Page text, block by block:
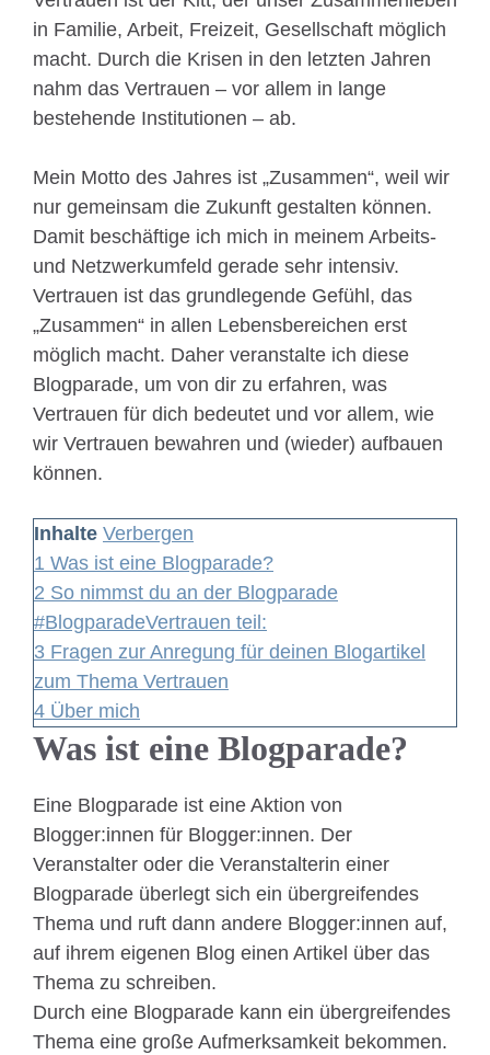
in Familie, Arbeit, Freizeit, Gesellschaft möglich
macht. Durch die Krisen in den letzten Jahren
nahm das Vertrauen – vor allem in lange
bestehende Institutionen – ab.
Mein Motto des Jahres ist „Zusammen“, weil wir
nur gemeinsam die Zukunft gestalten können.
Damit beschäftige ich mich in meinem Arbeits-
und Netzwerkumfeld gerade sehr intensiv.
Vertrauen ist das grundlegende Gefühl, das
„Zusammen“ in allen Lebensbereichen erst
möglich macht. Daher veranstalte ich diese
Blogparade, um von dir zu erfahren, was
Vertrauen für dich bedeutet und vor allem, wie
wir Vertrauen bewahren und (wieder) aufbauen
können.
Inhalte Verbergen
1 Was ist eine Blogparade?
2 So nimmst du an der Blogparade
#BlogparadeVertrauen teil:
3 Fragen zur Anregung für deinen Blogartikel
zum Thema Vertrauen
4 Über mich
Was ist eine Blogparade?
Eine Blogparade ist eine Aktion von
Blogger:innen für Blogger:innen. Der
Veranstalter oder die Veranstalterin einer
Blogparade überlegt sich ein übergreifendes
Thema und ruft dann andere Blogger:innen auf,
auf ihrem eigenen Blog einen Artikel über das
Thema zu schreiben.
Durch eine Blogparade kann ein übergreifendes
Thema eine große Aufmerksamkeit bekommen.